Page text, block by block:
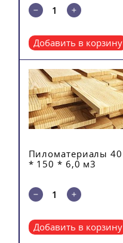
Добавить в корзину
Пиломатериалы 40
* 150 * 6,0 м3
Добавить в корзину